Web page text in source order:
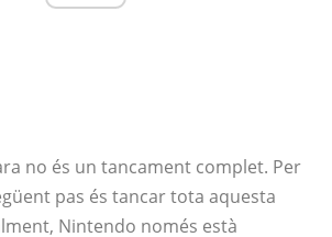
no és un tancament complet. Per
pas és tancar tota aquesta
Nintendo només està